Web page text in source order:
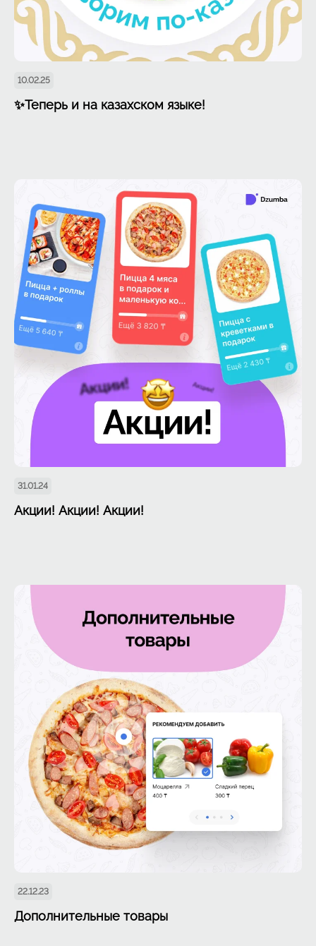
10.02.25
✨Теперь и на казахском языке!
31.01.24
Акции! Акции! Акции!
22.12.23
Дополнительные товары